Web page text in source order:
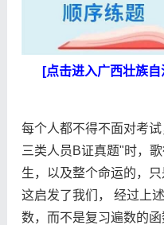
[点击进入广西壮族
每个人都不得不面对考
三类人员B证真题"时，
生，以及整个命运的，
这启发了我们， 经过上
数，而不是复习遍数的函